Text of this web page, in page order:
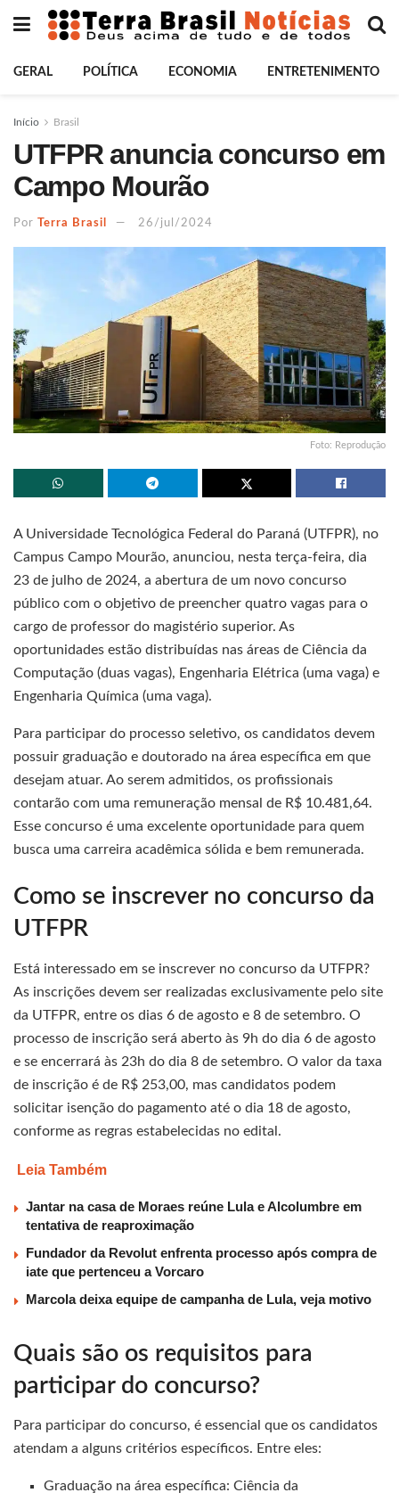
GERAL POLÍTICA ECONOMIA ENTRETENIMENTO
Início Brasil
UTFPR anuncia concurso em
Campo Mourão
Por Terra Brasil 26/jul/2024
Foto: Reprodução
A Universidade Tecnológica Federal do Paraná (UTFPR), no
Campus Campo Mourão, anunciou, nesta terça-feira, dia
23 de julho de 2024, a abertura de um novo concurso
público com o objetivo de preencher quatro vagas para o
cargo de professor do magistério superior. As
oportunidades estão distribuídas nas áreas de Ciência da
Computação (duas vagas), Engenharia Elétrica (uma vaga) e
Engenharia Química (uma vaga).
Para participar do processo seletivo, os candidatos devem
possuir graduação e doutorado na área específica em que
desejam atuar. Ao serem admitidos, os profissionais
contarão com uma remuneração mensal de R$ 10.481,64.
Esse concurso é uma excelente oportunidade para quem
busca uma carreira acadêmica sólida e bem remunerada.
Como se inscrever no concurso da
UTFPR
Está interessado em se inscrever no concurso da UTFPR?
As inscrições devem ser realizadas exclusivamente pelo site
da UTFPR, entre os dias 6 de agosto e 8 de setembro. O
processo de inscrição será aberto às 9h do dia 6 de agosto
e se encerrará às 23h do dia 8 de setembro. O valor da taxa
de inscrição é de R$ 253,00, mas candidatos podem
solicitar isenção do pagamento até o dia 18 de agosto,
conforme as regras estabelecidas no edital.
Leia Também
Jantar na casa de Moraes reúne Lula e Alcolumbre em
tentativa de reaproximação
Fundador da Revolut enfrenta processo após compra de
iate que pertenceu a Vorcaro
Marcola deixa equipe de campanha de Lula, veja motivo
Quais são os requisitos para
participar do concurso?
Para participar do concurso, é essencial que os candidatos
atendam a alguns critérios específicos. Entre eles:
Graduação na área específica: Ciência da